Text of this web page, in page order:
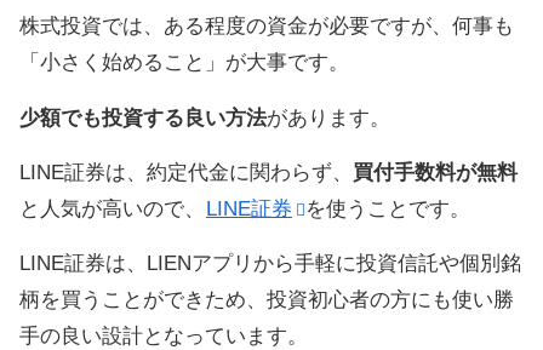
株式投資では、ある程度の資金が必要ですが、何事も
「小さく始めること」が大事です。
少額でも投資する良い方法があります。
LINE証券は、約定代金に関わらず、 買付手数料が無料
と人気が高いので、
LINE証券 を使うことです。
LINE証券は、LIENアプリから手軽に投資信託や個別銘
柄を買うことができため、投資初心者の方にも使い勝
手の良い設計となっています。